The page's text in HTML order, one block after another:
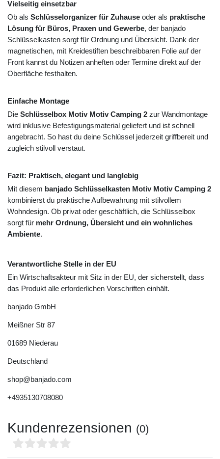
Vielseitig einsetzbar
Ob als Schlüsselorganizer für Zuhause oder als praktische
Lösung für Büros, Praxen und Gewerbe, der banjado
Schlüsselkasten sorgt für Ordnung und Übersicht. Dank der
magnetischen, mit Kreidestiften beschreibbaren Folie auf der
Front kannst du Notizen anheften oder Termine direkt auf der
Oberfläche festhalten.
Einfache Montage
Die Schlüsselbox Motiv Motiv Camping 2 zur Wandmontage
wird inklusive Befestigungsmaterial geliefert und ist schnell
angebracht. So hast du deine Schlüssel jederzeit griffbereit und
zugleich stilvoll verstaut.
Fazit: Praktisch, elegant und langlebig
Mit diesem banjado Schlüsselkasten Motiv Motiv Camping 2
kombinierst du praktische Aufbewahrung mit stilvollem
Wohndesign. Ob privat oder geschäftlich, die Schlüsselbox
sorgt für mehr Ordnung, Übersicht und ein wohnliches
Ambiente.
Verantwortliche Stelle in der EU
Ein Wirtschaftsakteur mit Sitz in der EU, der sicherstellt, dass
das Produkt alle erforderlichen Vorschriften einhält.
banjado GmbH
Meißner Str 87
01689 Niederau
Deutschland
shop@banjado.com
+4935130708080
Kundenrezensionen (0)